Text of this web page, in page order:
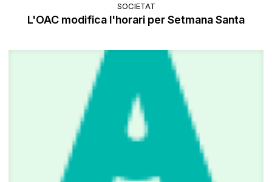
SOCIETAT
L'OAC modifica l'horari per Setmana Santa